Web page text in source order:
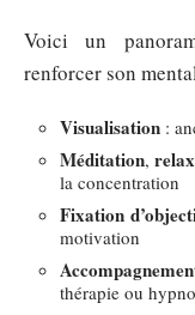
Voici un
renforcer son
Visualisation :
Méditation,
la concentration
Fixation
motivation
thérapie ou